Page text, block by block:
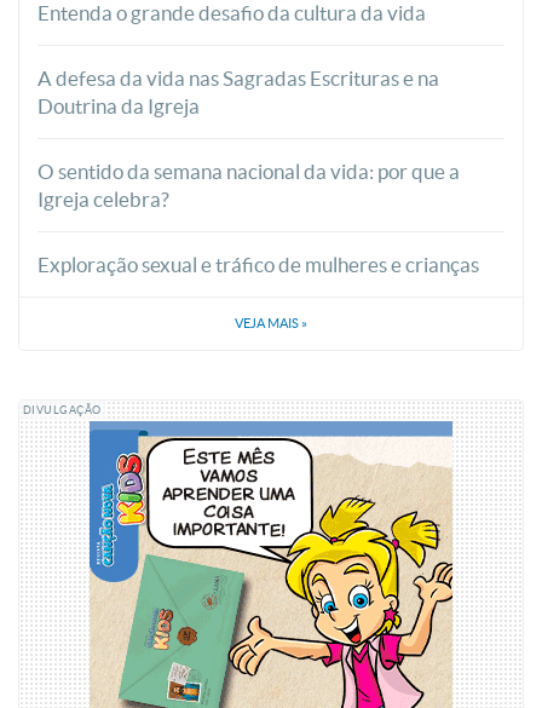
Entenda o grande desafio da cultura da vida
A defesa da vida nas Sagradas Escrituras e na
Doutrina da Igreja
O sentido da semana nacional da vida: por que a
Igreja celebra?
Exploração sexual e tráfico de mulheres e crianças
VEJA MAIS »
DIVULGAÇÃO